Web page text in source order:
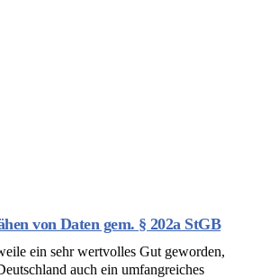
von Daten gem. § 202a StGB
ein sehr wertvolles Gut geworden,
auch ein umfangreiches